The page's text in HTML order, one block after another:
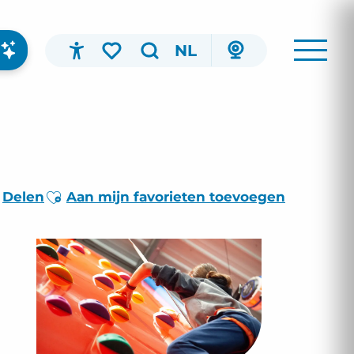
NL
Delen Ajouter aux favoris
Aan mijn favorieten toevoegen